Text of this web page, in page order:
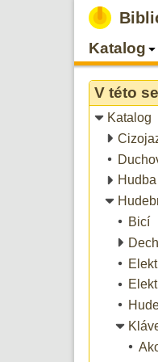
Katalog
V této
Katalog
Hudba
Bicí